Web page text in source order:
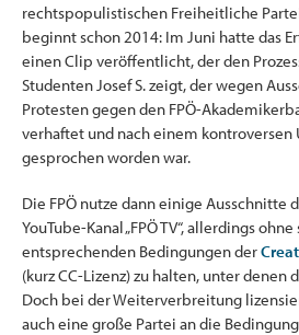
rechtspopulistischen Freiheitliche
beginnt schon 2014: Im Juni hatte das
einen Clip veröffentlicht, der den
Studenten Josef S. zeigt, der wegen
Protesten gegen den FPÖ-
verhaftet und nach einem
gesprochen worden war.
Die FPÖ nutze dann einige Ausschnitte
YouTube-Kanal „FPÖ TV“, allerdings
entsprechenden Bedingungen der
(kurz CC-Lizenz) zu halten, unter denen
Doch bei der Weiterverbreitung
auch eine große Partei an die